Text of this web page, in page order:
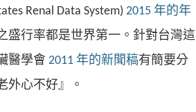
Renal Data System) 2015 年的年
盛行率都是世界第一。針對台灣這
醫學會 2011 年的新聞稿有簡要分
外心不好』。